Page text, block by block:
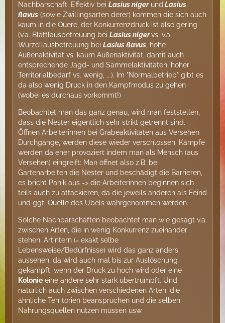
Nachbarschaft. Effektiv bei Lasius nigerund Lasius
flavus (sowie Zwillingsarten derer) kommen die sich auch
kaum in die Quere, der Konkurrenzdruck ist also gering
(v.a. Blattlausbetreuung bei Lasius nigervs. v.a.
Wurzellausbetreuung bei Lasius flavus , hohe
Außenaktivität vs. kaum Außenaktivität, damit auch
entsprechende Jagd- und Sammelaktivitäten, hoher
Territorialbedarf vs. wenig, ...). Im "Normalbetrieb" gibt es
da also wenig Druck in den Kampfmodus zu gehen
(wobei es durchaus vorkommt!)
Beobachtet man das ganz genau, wird man feststellen,
dass die Nester eigentlich sehr strikt getrennt sind.
Öffnen Arbeiterinnen bei Grabeaktivitäten aus Versehen
Durchgänge, werden diese wieder verschlossen. Kämpfe
werden da eher provoziert indem man als Mensch (aus
Versehen) eingreift: Man öffnet also z.B. bei
Gartenarbeiten die Nester und beschädigt die Barrieren,
es bricht Panik aus -> die Arbeiterinnen beginnen sich
teils auch zu attackieren, da die jeweils anderen als Feind
und ggf. Quelle des Übels wahrgenommen werden.
Solche Nachbarschaften beobachtet man wie gesagt v.a.
zwischen Arten, die in wenig Konkurrenz zueinander
stehen. Artintern (= exakt selbe
Lebensweise/Bedürfnisse) wird das ganz anders
aussehen, da wird auch mal bis zur Auslöschung
gekämpft, wenn der Druck zu hoch wird oder eine
Kolonie eine andere sehr stark übertrumpft. Und
natürlich auch zwischen verschiedenen Arten, die
ähnliche Territorien beanspruchen und die selben
Nahrungsquellen nutzen müssen usw.